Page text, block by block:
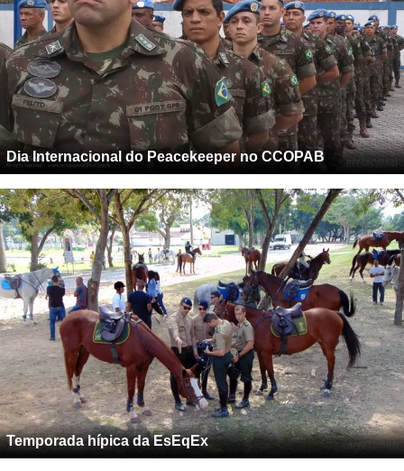
Dia Internacional do Peacekeeper no CCOPAB
Temporada hípica da EsEqEx